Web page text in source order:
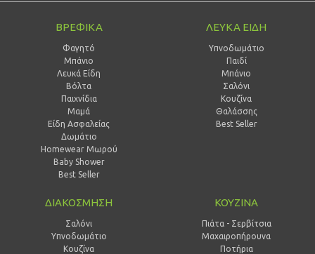
ΒΡΕΦΙΚΑ
Φαγητό
Μπάνιο
Λευκά Είδη
Βόλτα
Παιχνίδια
Μαμά
Είδη Ασφαλείας
Δωμάτιο
Homewear Μωρού
Baby Shower
Best Seller
ΛΕΥΚΑ ΕΙΔΗ
Υπνοδωμάτιο
Παιδί
Mπάνιο
Σαλόνι
Κουζίνα
Θαλάσσης
Best Seller
ΔΙΑΚΟΣΜΗΣΗ
Σαλόνι
Υπνοδωμάτιο
Κουζίνα
ΚΟΥΖΙΝΑ
Πιάτα - Σερβίτσια
Μαχαιροπήρουνα
Ποτήρια